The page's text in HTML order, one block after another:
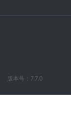
版本号：7.7.0